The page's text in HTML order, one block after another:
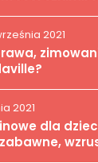
2021
2021
dla